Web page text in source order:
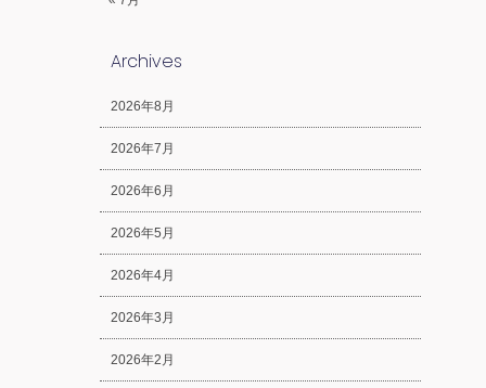
Archives
2026年8月
2026年7月
2026年6月
2026年5月
2026年4月
2026年3月
2026年2月